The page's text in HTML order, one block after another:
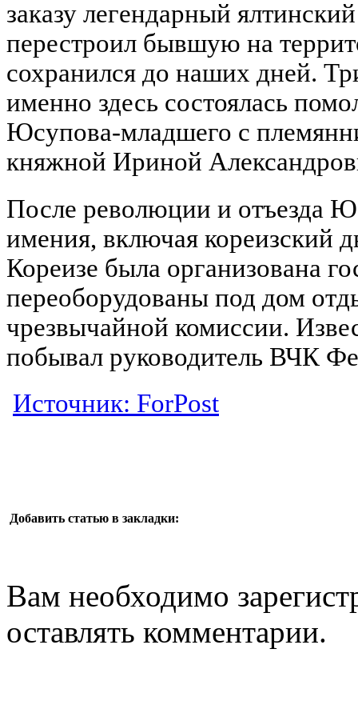
заказу легендарный
перестроил бывшую на
сохранился до наших дней.
именно здесь состоялась
Юсупова-младшего с
княжной Ириной
После революции и отъезда
имения, включая кореизский
Кореизе была организована
переоборудованы под дом
чрезвычайной комиссии.
побывал руководитель ВЧК
Источник: ForPost
Добавить статью в закладки:
Вам необходимо
оставлять комментарии.